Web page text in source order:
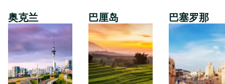
奥克兰 巴厘岛 巴塞罗那